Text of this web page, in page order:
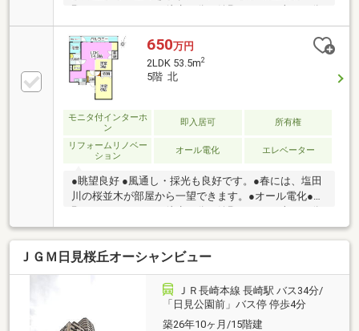
650万円
2LDK 53.5m2
5階 北
モニタ付インターホ
ン
即入居可 所有権
リフォームリノベー
ション
オール電化 エレベーター
●眺望良好 ●風通し・採光も良好です。●春には、塩田
川の桜並木が部屋から一望できます。●オール電化●嬉
ＪＧＭ日見桜丘オーシャンビュー
ＪＲ長崎本線 長崎駅 バス34分/
「日見公園前」バス停 停歩4分
築26年10ヶ月/15階建